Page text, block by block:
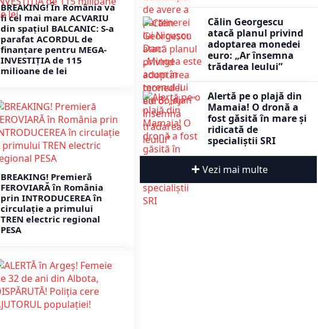
BREAKING! În România va
fi cel mai mare ACVARIU
din spațiul BALCANIC: S-a
parafat ACORDUL de
finanțare pentru MEGA-
INVESTIȚIA de 115
milioane de lei
BREAKING! Premieră
FEROVIARĂ în România
prin INTRODUCEREA în
circulație a primului
TREN electric regional
PESA
Călin Georgescu
atacă planul privind
adoptarea monedei
euro: „Ar însemna
trădarea leului”
Alertă pe o plajă din
Mamaia! O dronă a
fost găsită în mare și
ridicată de
specialiștii SRI
Vezi mai multe